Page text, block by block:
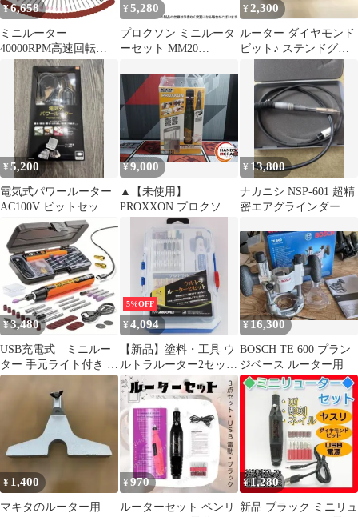
¥6,658
ミニルーター
40000RPM高速回転
128pcs 180W 6段変速
DEPSTECH リューター
ハンドルーター シール
ドアタッチメント 木工/
彫刻/穴あけ/研磨/切断/
切削/つや出し/マニキュ
ア/汚れ落とし
¥ 5,280
プロクソン ミニルータ
ーセット MM20
4952989267003 [ホビー
ツール プロクソン製
品]
¥2,300
ルーター ダイヤモンド
ビット♪ ステンドグラ
¥5,200
電気式パワールーター
AC100V ビットセット
速度無断変速 研磨 切削
切断
¥9,000
▲【未使用】
PROXXON プロクソン
No.28512-S ミニルータ
ーセット MM50/D【ハ
ンズクラフト飯塚店】
【中古】
¥ 13,800
ナカニシ NSP-601 超精
密エアグラインダー
¥3,480
USB充電式 ミニルー
ター 手元ライト付き ミ
ニ電動研磨機
5%OFF
¥4,094
【新品】塗料・工具 ウ
ルトラルーター2セット
[ULC280]
¥16,300
BOSCH TE 600 プラン
ジベース ルーター用
¥ 1,400
マキタのルーター用
¥970
ルーターセット ペンリ
¥1,280
新品 ブラック ミニリュ